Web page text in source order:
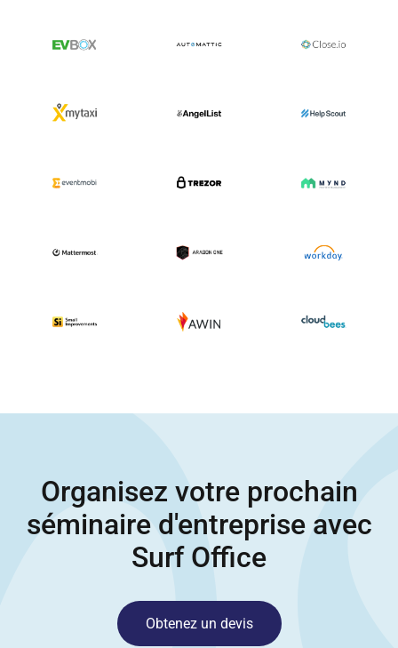
Organisez votre prochain
séminaire d'entreprise avec
Surf Office
Obtenez un devis